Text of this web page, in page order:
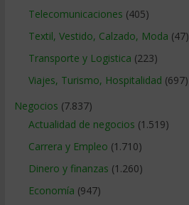
Telecomunicaciones (405)
Textil, Vestido, Calzado, Moda (47)
Transporte y Logistica (223)
Viajes, Turismo, Hospitalidad (697)
Negocios (7.837)
Actualidad de negocios (1.519)
Carrera y Empleo (1.710)
Dinero y finanzas (1.260)
Economía (947)